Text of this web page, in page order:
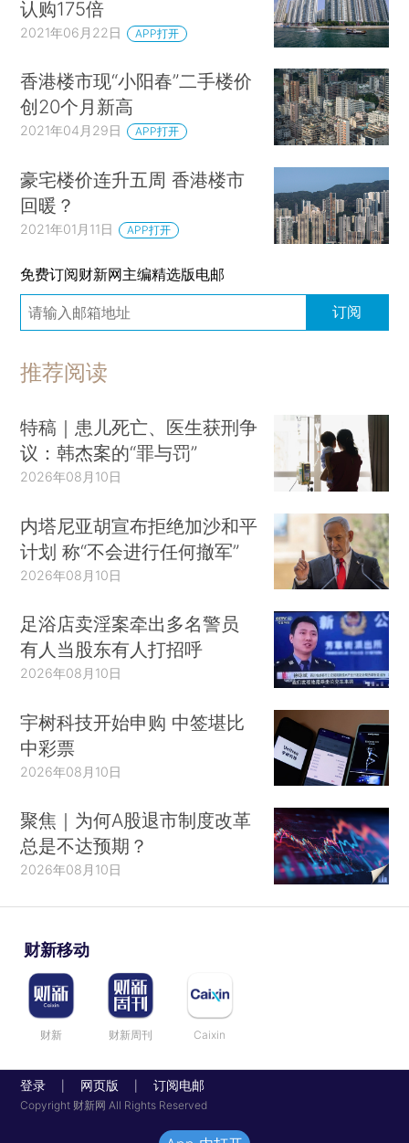
认购175倍
2021年06月22日 APP打开
香港楼市现“小阳春”二手楼价
创20个月新高
2021年04月29日 APP打开
豪宅楼价连升五周 香港楼市
回暖？
2021年01月11日 APP打开
免费订阅财新网主编精选版电邮
订阅
推荐阅读
特稿｜患儿死亡、医生获刑争
议：韩杰案的“罪与罚”
2026年08月10日
内塔尼亚胡宣布拒绝加沙和平
计划 称“不会进行任何撤军”
2026年08月10日
足浴店卖淫案牵出多名警员
有人当股东有人打招呼
2026年08月10日
宇树科技开始申购 中签堪比
中彩票
2026年08月10日
聚焦｜为何A股退市制度改革
总是不达预期？
2026年08月10日
财新移动
财新 财新周刊 Caixin
登录 网页版 订阅电邮
Copyright 财新网 All Rights Reserved